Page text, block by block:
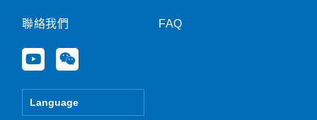
聯絡我們
Y
o
u
W
e
i
Language
FAQ